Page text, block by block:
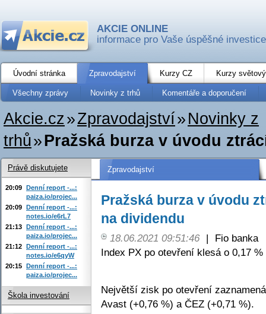
AKCIE ONLINE
informace pro Vaše úspěšné investice
Úvodní stránka Zpravodajství Kurzy CZ Kurzy
Všechny zprávy Novinky z trhů Komentáře a doporučení
Akcie.cz»Zpravodajství» Novinky z
trhů»Pražská burza v úvodu
Zpravodajství
Pražská burza v úvodu
na dividendu
18.06.2021 09:51:46 |
Fio banka
Index PX po otevření klesá o 0,17 %
Největší zisk po otevření
Avast (+0,76 %) a ČEZ (+0,71 %).
Právě diskutujete
20:09 Denní report -...:
paiza.io/projec...
20:09 Denní report -...:
notes.io/e6rL7
21:13 Denní report -...:
paiza.io/projec...
21:12 Denní report -...:
notes.io/e6qyW
20:15 Denní report -...:
paiza.io/projec...
Škola investování